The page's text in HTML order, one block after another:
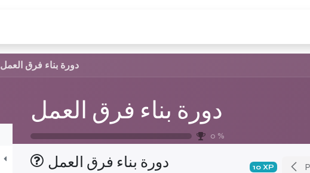
دورة بناء فرق العمل
دورة بناء فرق العمل
0 %
دورة بناء فرق العمل 10 XP